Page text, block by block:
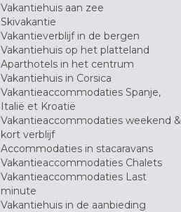
Vakantiehuis aan zee
Skivakantie
Vakantieverblijf in de bergen
Vakantiehuis op het platteland
Aparthotels in het centrum
Vakantiehuis in Corsica
Vakantieaccommodaties Spanje,
Italië et Kroatië
Vakantieaccommodaties weekend &
kort verblijf
Accommodaties in stacaravans
Vakantieaccommodaties Chalets
Vakantieaccommodaties Last
minute
Vakantiehuis in de aanbieding